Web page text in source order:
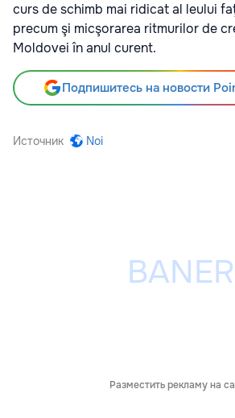
curs de schimb mai ridicat al leului
precum şi micşorarea ritmurilor de
Moldovei în anul curent.
Подпишитесь на новости
Источник Noi
Разместить рекламу на